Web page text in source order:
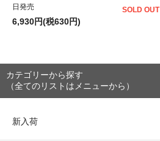
日発売
6,930円(税630円)
SOLD OUT
カテゴリーから探す
（全てのリストはメニューから）
新入荷